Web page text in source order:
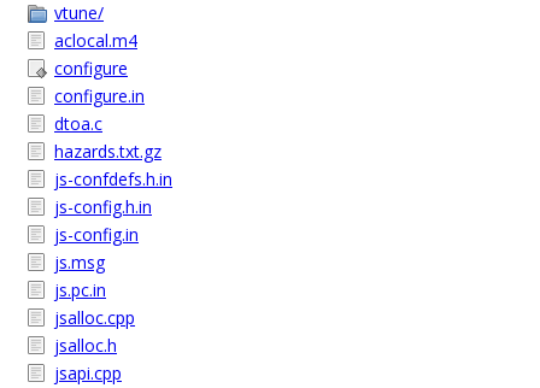
vtune/
aclocal.m4
configure
configure.in
dtoa.c
hazards.txt.gz
js-confdefs.h.in
js-config.h.in
js-config.in
js.msg
js.pc.in
jsalloc.cpp
jsalloc.h
jsapi.cpp